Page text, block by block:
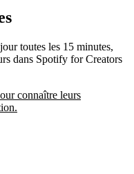
toutes les 15 minutes,
dans Spotify for Creators
connaître leurs